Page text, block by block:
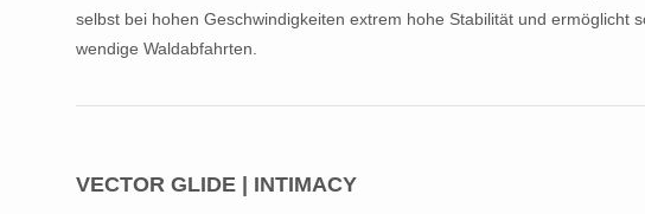
selbst bei hohen Geschwindigkeiten extrem hohe Stabilität und ermöglicht
wendige Waldabfahrten.
VECTOR GLIDE | INTIMACY